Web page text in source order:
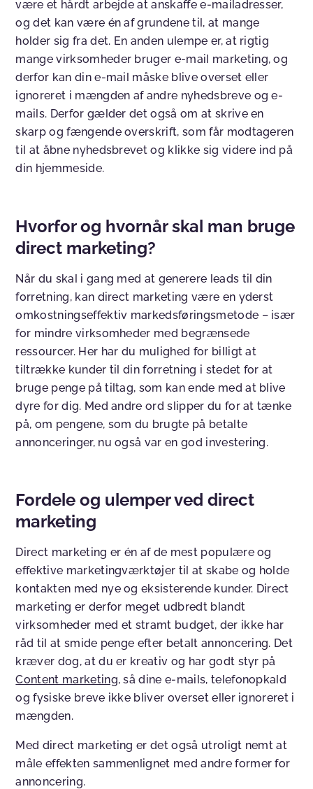
være et hårdt arbejde at anskaffe e-mailadresser,
og det kan være én af grundene til, at mange
holder sig fra det. En anden ulempe er, at rigtig
mange virksomheder bruger e-mail marketing, og
derfor kan din e-mail måske blive overset eller
ignoreret i mængden af andre nyhedsbreve og e-
mails. Derfor gælder det også om at skrive en
skarp og fængende overskrift, som får modtageren
til at åbne nyhedsbrevet og klikke sig videre ind på
din hjemmeside.
Hvorfor og hvornår skal man bruge
direct marketing?
Når du skal i gang med at generere leads til din
forretning, kan direct marketing være en yderst
omkostningseffektiv markedsføringsmetode – især
for mindre virksomheder med begrænsede
ressourcer. Her har du mulighed for billigt at
tiltrække kunder til din forretning i stedet for at
bruge penge på tiltag, som kan ende med at blive
dyre for dig. Med andre ord slipper du for at tænke
på, om pengene, som du brugte på betalte
annonceringer, nu også var en god investering.
Fordele og ulemper ved direct
marketing
Direct marketing er én af de mest populære og
effektive marketingværktøjer til at skabe og holde
kontakten med nye og eksisterende kunder. Direct
marketing er derfor meget udbredt blandt
virksomheder med et stramt budget, der ikke har
råd til at smide penge efter betalt annoncering. Det
kræver dog, at du er kreativ og har godt styr på
Content marketing, så dine e-mails, telefonopkald
og fysiske breve ikke bliver overset eller ignoreret i
mængden.
Med direct marketing er det også utroligt nemt at
måle effekten sammenlignet med andre former for
annoncering.